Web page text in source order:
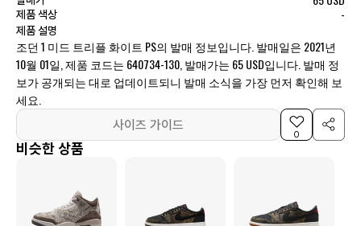
제품 색상 -
제품 설명
조던 1 미드 트리플 화이트 PS의 발매 정보입니다. 발매일은 2021년
10월 01일, 제품 코드는 640734-130, 발매가는 65 USD입니다. 발매 정
보가 공개되는 대로 업데이트되니 발매 소식을 가장 먼저 확인해 보
세요.
사이즈 가이드
0
비슷한 상품